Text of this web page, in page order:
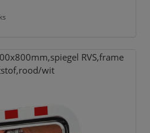
spiegel RVS,frame
rood/wit